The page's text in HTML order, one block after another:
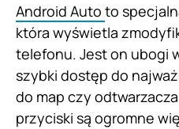
Android Auto to
która wyświetla
telefonu. Jest on ubogi
szybki dostęp do
do map czy
przyciski są ogromne